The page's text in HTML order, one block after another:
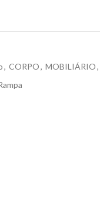
, CORPO, MOBILIÁRIO,